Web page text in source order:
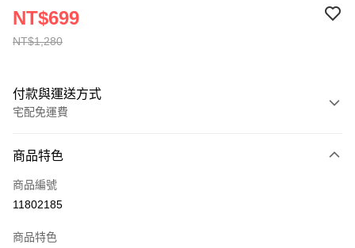
NT$1,280
NT$699
付款與運送方式
宅配免運費
全家線上支付
運送方式
本島宅配-活動商品
商品特色
商品編號
11802185
商品特色